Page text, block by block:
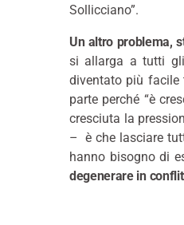
Sollicciano”.
Un altro problema,
si allarga a tutti
diventato più facile
parte perché “è
cresciuta la
– è che lasciare
hanno bisogno di
degenerare in